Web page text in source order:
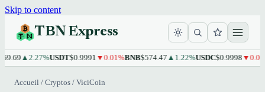
Skip to content
TBN Express
▲2.27%USDT$0.9991▼0.01%BNB$574.47▲1.22%USDC$0.9998▼0.01%
Accueil / Cryptos / ViciCoin